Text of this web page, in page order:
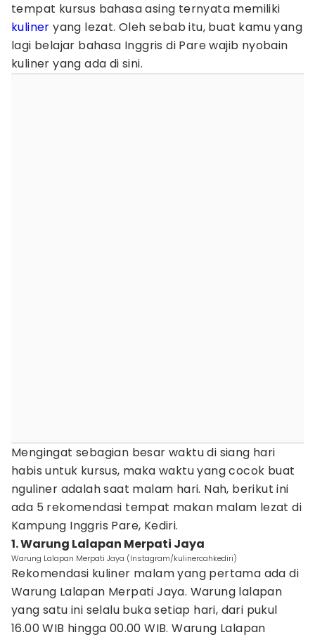
tempat kursus bahasa asing ternyata memiliki
kuliner yang lezat. Oleh sebab itu, buat kamu yang
lagi belajar bahasa Inggris di Pare wajib nyobain
kuliner yang ada di sini.
Mengingat sebagian besar waktu di siang hari
habis untuk kursus, maka waktu yang cocok buat
nguliner adalah saat malam hari. Nah, berikut ini
ada 5 rekomendasi tempat makan malam lezat di
Kampung Inggris Pare, Kediri.
1. Warung Lalapan Merpati Jaya
Warung Lalapan Merpati Jaya (Instagram/kulinercahkediri)
Rekomendasi kuliner malam yang pertama ada di
Warung Lalapan Merpati Jaya. Warung lalapan
yang satu ini selalu buka setiap hari, dari pukul
16.00 WIB hingga 00.00 WIB. Warung Lalapan